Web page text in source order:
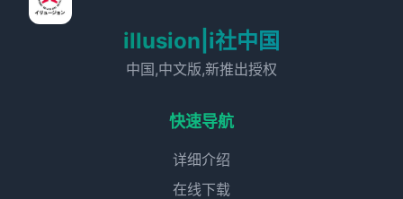
illusion|i社中国
中国,中文版,新推出授权
快速导航
详细介绍
在线下载